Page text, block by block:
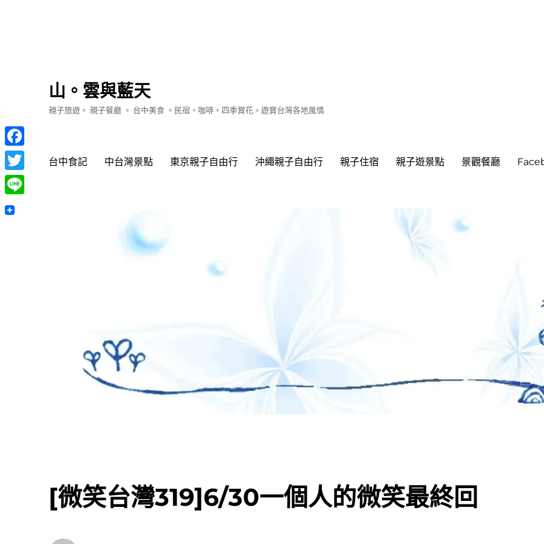
山。雲與藍天
親子旅遊。 親子餐廳 。 台中美食 。民宿。咖啡。四季賞花。遊賞台灣各地風情
台中食記 中台灣景點 東京親子自由行 沖繩親子自由行 親子住宿 親子遊景點 景觀餐廳
[微笑台灣319]6/30一個人的微笑最終回
Facebook
Twitter
Line